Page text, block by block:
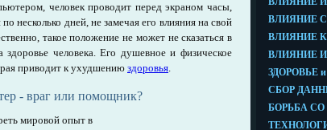
человек проводит перед экраном часы,
несколько дней, не замечая его влияния на свой
такое положение не может не сказаться в
здоровье человека. Его душевное и физическое
приводит к ухудшениюздоровья.
- враг или помощник?
мировой опыт в